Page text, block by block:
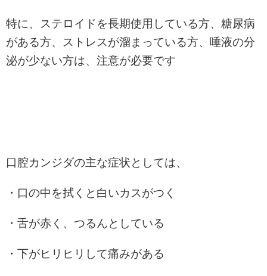
特に、ステロイドを長期使用している方、糖尿病
がある方、ストレスが溜まっている方、唾液の分
泌が少ない方は、注意が必要です
口腔カンジダの主な症状としては、
・口の中を拭くと白いカスがつく
・舌が赤く、つるんとしている
・下がヒリヒリして痛みがある